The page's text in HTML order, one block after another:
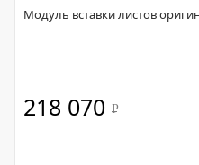
Модуль вставки листов
218 070 Р